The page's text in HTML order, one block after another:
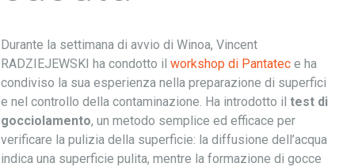
Durante la settimana di avvio di Winoa, Vincent
RADZIEJEWSKI ha condotto il workshop di Pantatec e ha
condiviso la sua esperienza nella preparazione di superfici
e nel controllo della contaminazione. Ha introdotto il test di
gocciolamento, un metodo semplice ed efficace per
verificare la pulizia della superficie: la diffusione dell’acqua
indica una superficie pulita, mentre la formazione di gocce